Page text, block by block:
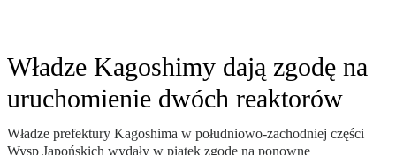
Władze Kagoshimy dają zgodę na
uruchomienie dwóch reaktorów
Władze prefektury Kagoshima w południowo-zachodniej części
Wysp Japońskich wydały w piątek zgodę na ponowne